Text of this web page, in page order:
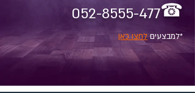
052-8555-477☎
*למבצעיםלחצו כאן